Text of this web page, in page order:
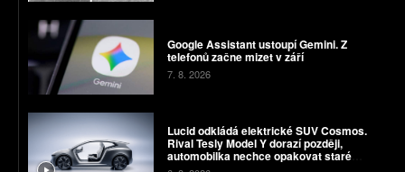
Google Assistant ustoupí Gemini. Z
telefonů začne mizet v září
7. 8. 2026
Lucid odkládá elektrické SUV Cosmos.
Rival Tesly Model Y dorazí později,
automobilka nechce opakovat staré
chyby